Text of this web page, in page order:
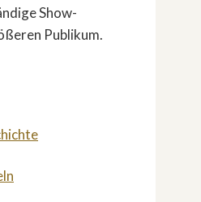
Show-
Publikum.